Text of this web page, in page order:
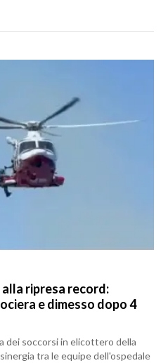
ripresa record:
e dimesso dopo 4
dei soccorsi in elicottero della
tra le equipe dell'ospedale